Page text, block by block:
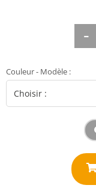
-
Couleur - Modèle :